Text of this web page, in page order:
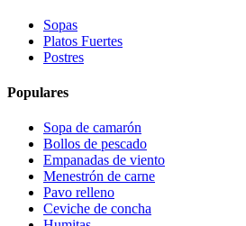
Sopas
Platos Fuertes
Postres
Populares
Sopa de camarón
Bollos de pescado
Empanadas de viento
Menestrón de carne
Pavo relleno
Ceviche de concha